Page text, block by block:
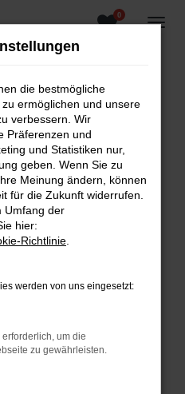
0
Error
aufgetreten.
dir helfen können:
und deine
zum Beispiel deine
wie Werbeblocker,
Seiten
die Seite in einem
die bestmögliche
ermöglichen und unsere
verbessern. Wir
Präferenzen und
und Statistiken nur,
geben. Wenn Sie zu
Meinung ändern, können
für die Zukunft widerrufen.
Umfang der
hier:
Richtlinie
werden von uns eingesetzt:
um die
zu gewährleisten.